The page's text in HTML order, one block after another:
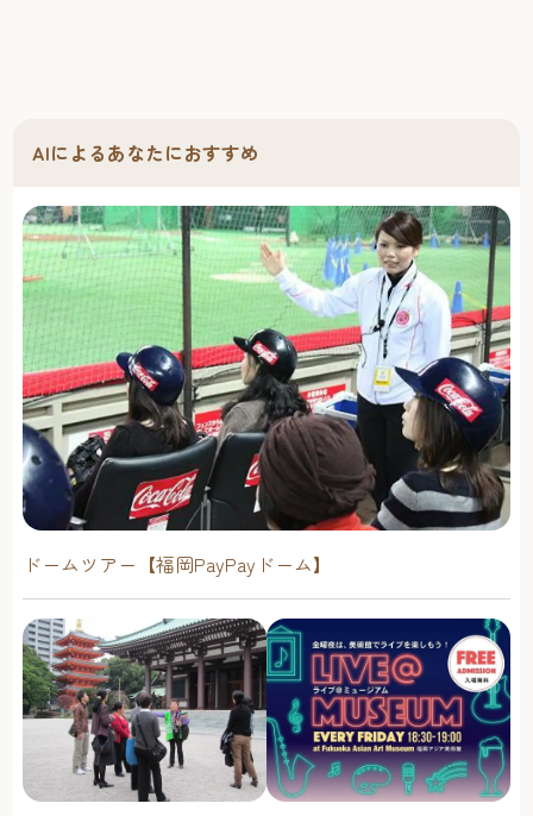
AIによるあなたにおすすめ
ドームツアー【福岡PayPayドーム】